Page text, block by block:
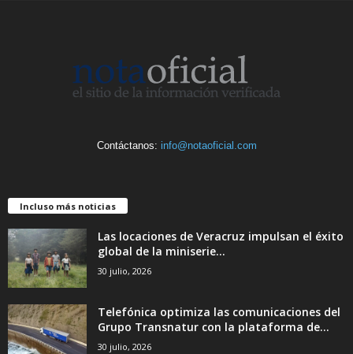
Contáctanos: info@notaoficial.com
Incluso más noticias
Las locaciones de Veracruz impulsan el éxito
global de la miniserie...
30 julio, 2026
Telefónica optimiza las comunicaciones del
Grupo Transnatur con la plataforma de...
30 julio, 2026